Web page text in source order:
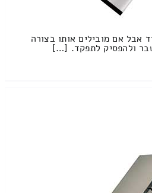
אבל אם מובילים אותו בצורה
ולהפסיק לתפקד. […]